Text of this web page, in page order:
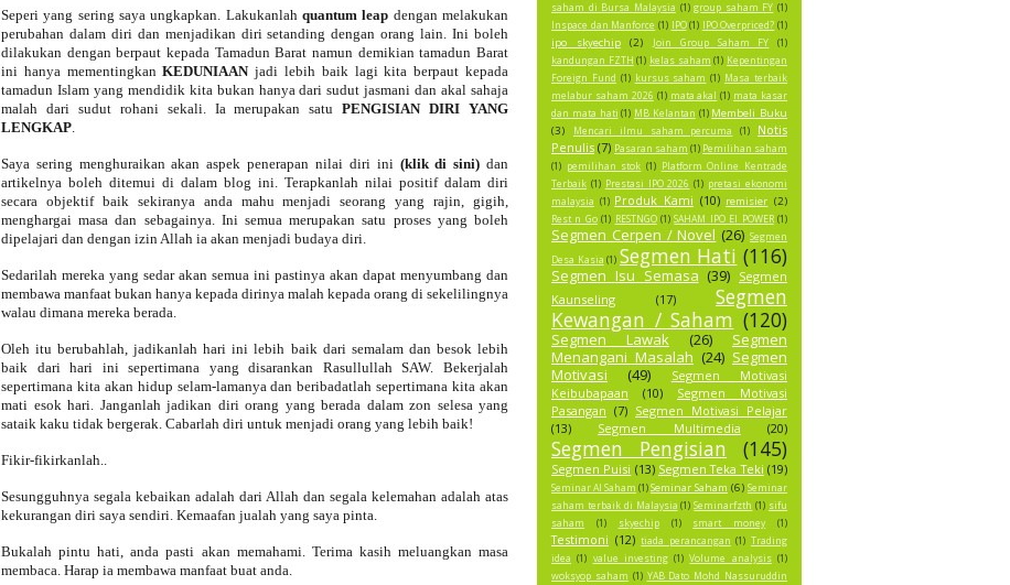
Seperi yang sering saya ungkapkan. Lakukanlah quantum leap dengan melakukan
perubahan dalam diri dan menjadikan diri setanding dengan orang lain. Ini boleh
dilakukan dengan berpaut kepada Tamadun Barat namun demikian tamadun Barat
ini hanya mementingkanKEDUNIAANjadi lebih baik lagi kita berpaut kepada
tamadun Islam yang mendidik kita bukan hanya dari sudut jasmani dan akal sahaja
malah dari sudut rohani sekali. Ia merupakan satuPENGISIAN DIRI YANG
LENGKAP.
Saya sering menghuraikan akan aspek penerapan nilai diri ini (klik di sini) dan
artikelnya boleh ditemui di dalam blog ini. Terapkanlah nilai positif dalam diri
secara objektif baik sekiranya anda mahu menjadi seorang yang rajin, gigih,
menghargai masa dan sebagainya. Ini semua merupakan satu proses yang boleh
dipelajari dan dengan izin Allah ia akan menjadi budaya diri.
Sedarilah mereka yang sedar akan semua ini pastinya akan dapat menyumbang dan
membawa manfaat bukan hanya kepada dirinya malah kepada orang di sekelilingnya
walau dimana mereka berada.
Oleh itu berubahlah, jadikanlah hari ini lebih baik dari semalam dan besok lebih
baik dari hari ini sepertimana yang disarankan Rasullullah SAW. Bekerjalah
sepertimana kita akan hidup selam-lamanya dan beribadatlah sepertimana kita akan
mati esok hari. Janganlah jadikan diri orang yang berada dalam zon selesa yang
sataik kaku tidak bergerak. Cabarlah diri untuk menjadi orang yang lebih baik!
Fikir-fikirkanlah..
Sesungguhnya segala kebaikan adalah dari Allah dan segala kelemahan adalah atas
kekurangan diri saya sendiri. Kemaafan jualah yang saya pinta.
Bukalah pintu hati, anda pasti akan memahami. Terima kasih meluangkan masa
membaca. Harap ia membawa manfaat buat anda.
saham di Bursa Malaysia (1) group saham FY (1)
Inspace dan Manforce (1) IPO (1) IPO Overpriced? (1)
ipo skyechip (2) Join Group Saham FY
(1)
kandungan FZTH (1) kelas saham (1) Kepentingan
Foreign Fund (1) kursus saham (1) Masa terbaik
melabur saham 2026 (1) mata akal (1) mata kasar
dan mata hati (1) MB Kelantan (1) Membeli Buku
(3)
Mencari ilmu saham percuma (1)
Notis
Penulis (7) Pasaran saham (1) Pemilihan saham
(1) pemilihan stok (1) Platform Online Kentrade
Terbaik (1) Prestasi IPO 2026 (1) pretasi ekonomi
malaysia (1) Produk Kami (10) remisier (2)
Rest n Go (1) RESTNGO (1) SAHAM IPO EI POWER (1)
Segmen Cerpen / Novel (26) Segmen
Desa Kasia (1) Segmen Hati (116)
Segmen Isu Semasa (39) Segmen
Kaunseling
(17)
Segmen
Kewangan / Saham (120)
Segmen Lawak (26)
Segmen
Menangani Masalah (24) Segmen
Motivasi
(49)
Segmen Motivasi
Keibubapaan
(10)
Segmen Motivasi
Pasangan (7) Segmen Motivasi Pelajar
(13)
Segmen Multimedia (20)
Segmen Pengisian (145)
Segmen Puisi (13) Segmen Teka Teki (19)
Seminar AI Saham (1)Seminar Saham (6) Seminar
saham terbaik di Malaysia (1) Seminarfzth (1) sifu
saham
(1) skyechip (1) smart money (1)
Testimoni (12) tiada perancangan (1) Trading
idea (1) value investing (1) Volume analysis (1)
woksyop saham (1) YAB Dato Mohd Nassuruddin